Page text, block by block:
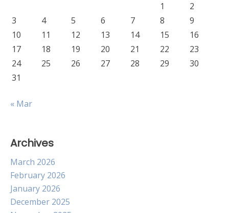
1
2
3
4 5 6 7 8
9
10
11 12 13 14 15
16
17
18 19 20 21 22
23
24
25 26 27 28 29
30
31
« Mar
Archives
March 2026
February 2026
January 2026
December 2025